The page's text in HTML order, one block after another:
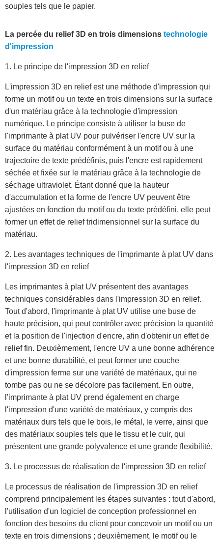
souples tels que le papier.
La percée du relief 3D en trois dimensions technologie
d'impression
1. Le principe de l'impression 3D en relief
L'impression 3D en relief est une méthode d'impression qui
forme un motif ou un texte en trois dimensions sur la surface
d'un matériau grâce à la technologie d'impression
numérique. Le principe consiste à utiliser la buse de
l'imprimante à plat UV pour pulvériser l'encre UV sur la
surface du matériau conformément à un motif ou à une
trajectoire de texte prédéfinis, puis l'encre est rapidement
séchée et fixée sur le matériau grâce à la technologie de
séchage ultraviolet. Étant donné que la hauteur
d'accumulation et la forme de l'encre UV peuvent être
ajustées en fonction du motif ou du texte prédéfini, elle peut
former un effet de relief tridimensionnel sur la surface du
matériau.
2. Les avantages techniques de l'imprimante à plat UV dans
l'impression 3D en relief
Les imprimantes à plat UV présentent des avantages
techniques considérables dans l'impression 3D en relief.
Tout d'abord, l'imprimante à plat UV utilise une buse de
haute précision, qui peut contrôler avec précision la quantité
et la position de l'injection d'encre, afin d'obtenir un effet de
relief fin. Deuxièmement, l'encre UV a une bonne adhérence
et une bonne durabilité, et peut former une couche
d'impression ferme sur une variété de matériaux, qui ne
tombe pas ou ne se décolore pas facilement. En outre,
l'imprimante à plat UV prend également en charge
l'impression d'une variété de matériaux, y compris des
matériaux durs tels que le bois, le métal, le verre, ainsi que
des matériaux souples tels que le tissu et le cuir, qui
présentent une grande polyvalence et une grande flexibilité.
3. Le processus de réalisation de l'impression 3D en relief
Le processus de réalisation de l'impression 3D en relief
comprend principalement les étapes suivantes : tout d'abord,
l'utilisation d'un logiciel de conception professionnel en
fonction des besoins du client pour concevoir un motif ou un
texte en trois dimensions ; deuxièmement, le motif ou le